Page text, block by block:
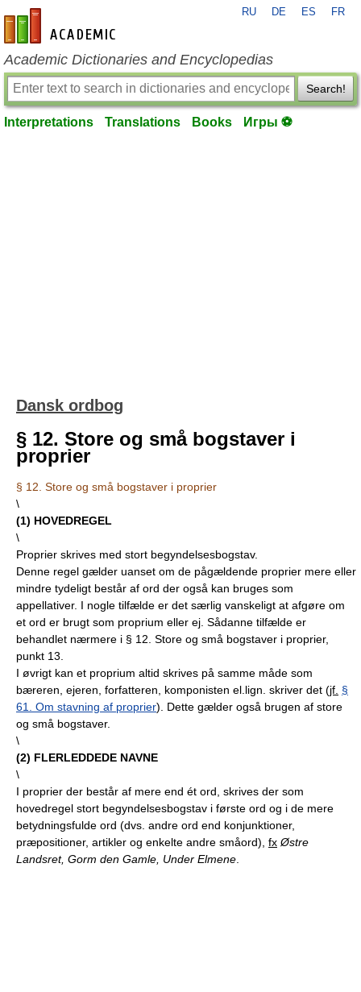
en-academic.com
RU DE ES FR
Academic Dictionaries and Encyclopedias
Search!
Interpretations Translations Books Игры ⚽
Dansk ordbog
§ 12. Store og små bogstaver i
proprier
§ 12. Store og små bogstaver i proprier
\
(1) HOVEDREGEL
\
Proprier skrives med stort begyndelsesbogstav.
Denne regel gælder uanset om de pågældende proprier mere eller
mindre tydeligt består af ord der også kan bruges som
appellativer. I nogle tilfælde er det særlig vanskeligt at afgøre om
et ord er brugt som proprium eller ej. Sådanne tilfælde er
behandlet nærmere i § 12. Store og små bogstaver i proprier,
punkt 13.
I øvrigt kan et proprium altid skrives på samme måde som
bæreren, ejeren, forfatteren, komponisten el.lign. skriver det (jf. §
61. Om stavning af proprier). Dette gælder også brugen af store
og små bogstaver.
\
(2) FLERLEDDEDE NAVNE
\
I proprier der består af mere end ét ord, skrives der som
hovedregel stort begyndelsesbogstav i første ord og i de mere
betydningsfulde ord (dvs. andre ord end konjunktioner,
præpositioner, artikler og enkelte andre småord), fx Østre
Landsret, Gorm den Gamle, Under Elmene